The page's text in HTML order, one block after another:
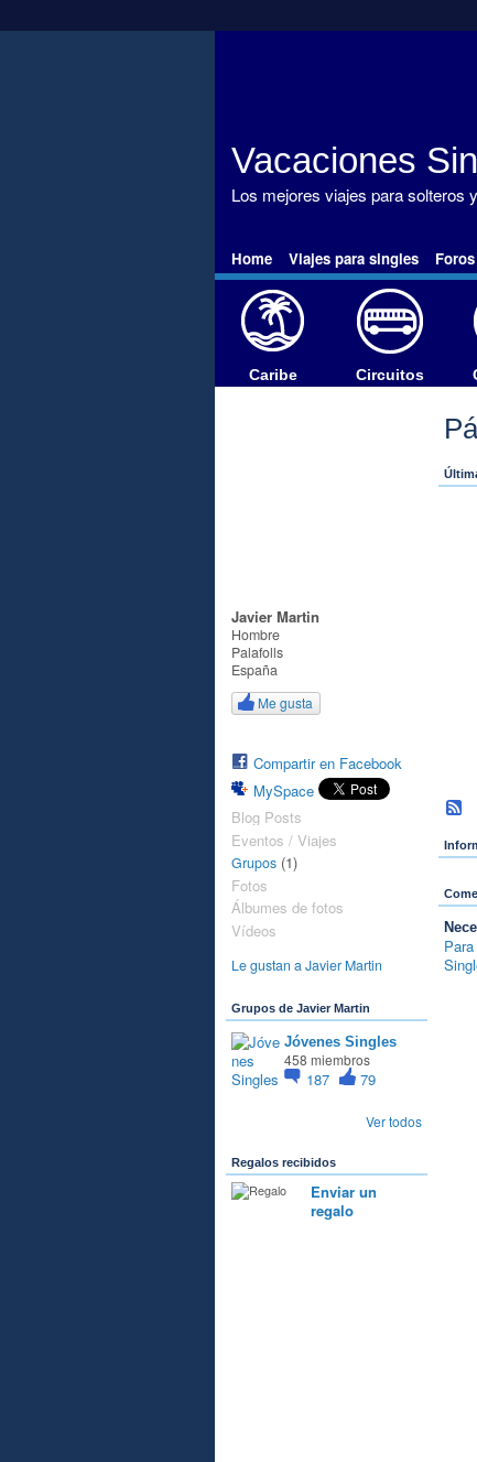
Vacaciones
Los mejores viajes para solteros
Home Viajes para singles Foros
Caribe Circuitos
Javier Martin
Hombre
Palafolls
España
Me gusta
Compartir en Facebook
MySpace
Blog Posts
Eventos / Viajes
Grupos(1)
Fotos
Álbumes de fotos
Vídeos
Le gustan a Javier Martin
Grupos de Javier Martin
Jóvenes Singles
458 miembros
187 79
Ver todos
Regalos recibidos
Enviar un
regalo